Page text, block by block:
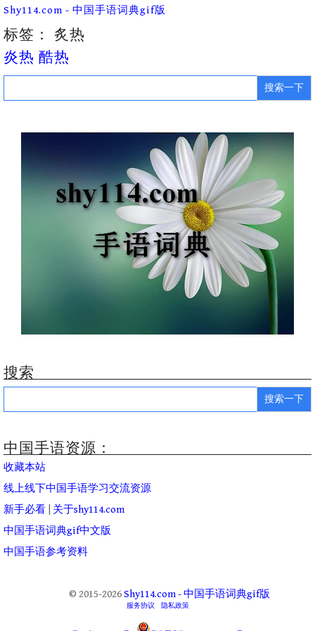
Skip
content
Shy114.com - 中国手语词典gif版
标签： 炙热
炎热 酷热
Search
搜索
Search
中国手语资源：
收藏本站
线上线下中国手语学习交流资源
新手必看
关于shy114.com
中国手语词典gif中文版
中国手语参考资料
© 2015-2026Shy114.com - 中国手语词典gif版
服务协议 隐私政策